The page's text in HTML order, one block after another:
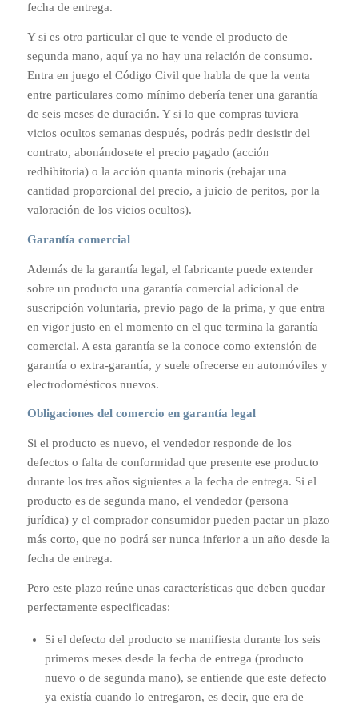
fecha de entrega.
Y si es otro particular el que te vende el producto de
segunda mano, aquí ya no hay una relación de consumo.
Entra en juego el Código Civil que habla de que la venta
entre particulares como mínimo debería tener una garantía
de seis meses de duración. Y si lo que compras tuviera
vicios ocultos semanas después, podrás pedir desistir del
contrato, abonándosete el precio pagado (acción
redhibitoria) o la acción quanta minoris (rebajar una
cantidad proporcional del precio, a juicio de peritos, por la
valoración de los vicios ocultos).
Garantía comercial
Además de la garantía legal, el fabricante puede extender
sobre un producto una garantía comercial adicional de
suscripción voluntaria, previo pago de la prima, y que entra
en vigor justo en el momento en el que termina la garantía
comercial. A esta garantía se la conoce como extensión de
garantía o extra-garantía, y suele ofrecerse en automóviles y
electrodomésticos nuevos.
Obligaciones del comercio en garantía legal
Si el producto es nuevo, el vendedor responde de los
defectos o falta de conformidad que presente ese producto
durante los tres años siguientes a la fecha de entrega. Si el
producto es de segunda mano, el vendedor (persona
jurídica) y el comprador consumidor pueden pactar un plazo
más corto, que no podrá ser nunca inferior a un año desde la
fecha de entrega.
Pero este plazo reúne unas características que deben quedar
perfectamente especificadas:
Si el defecto del producto se manifiesta durante los seis
primeros meses desde la fecha de entrega (producto
nuevo o de segunda mano), se entiende que este defecto
ya existía cuando lo entregaron, es decir, que era de